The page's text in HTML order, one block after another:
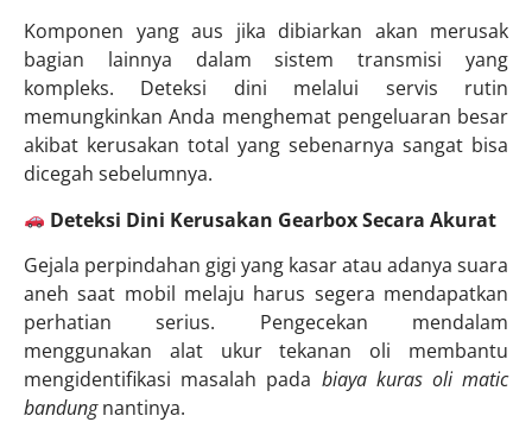
Komponen yang aus jika dibiarkan akan merusak
bagian lainnya dalam sistem transmisi yang
kompleks. Deteksi dini melalui servis rutin
memungkinkan Anda menghemat pengeluaran besar
akibat kerusakan total yang sebenarnya sangat bisa
dicegah sebelumnya.
Deteksi Dini Kerusakan Gearbox Secara Akurat
Gejala perpindahan gigi yang kasar atau adanya suara
aneh saat mobil melaju harus segera mendapatkan
perhatian serius. Pengecekan mendalam
menggunakan alat ukur tekanan oli membantu
mengidentifikasi masalah pada biaya kuras oli matic
bandungnantinya.